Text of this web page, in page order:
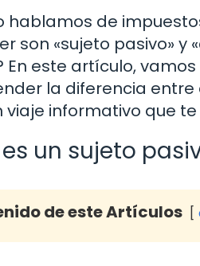
hablamos de
son «sujeto pasivo» y
En este artículo,
la diferencia
viaje informativo que
un sujeto
de este Artículos